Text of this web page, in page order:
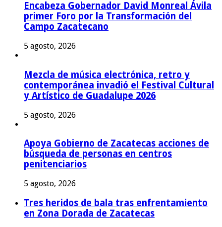
Encabeza Gobernador David Monreal Ávila
primer Foro por la Transformación del
Campo Zacatecano
5 agosto, 2026
Mezcla de música electrónica, retro y
contemporánea invadió el Festival Cultural
y Artístico de Guadalupe 2026
5 agosto, 2026
Apoya Gobierno de Zacatecas acciones de
búsqueda de personas en centros
penitenciarios
5 agosto, 2026
Tres heridos de bala tras enfrentamiento
en Zona Dorada de Zacatecas